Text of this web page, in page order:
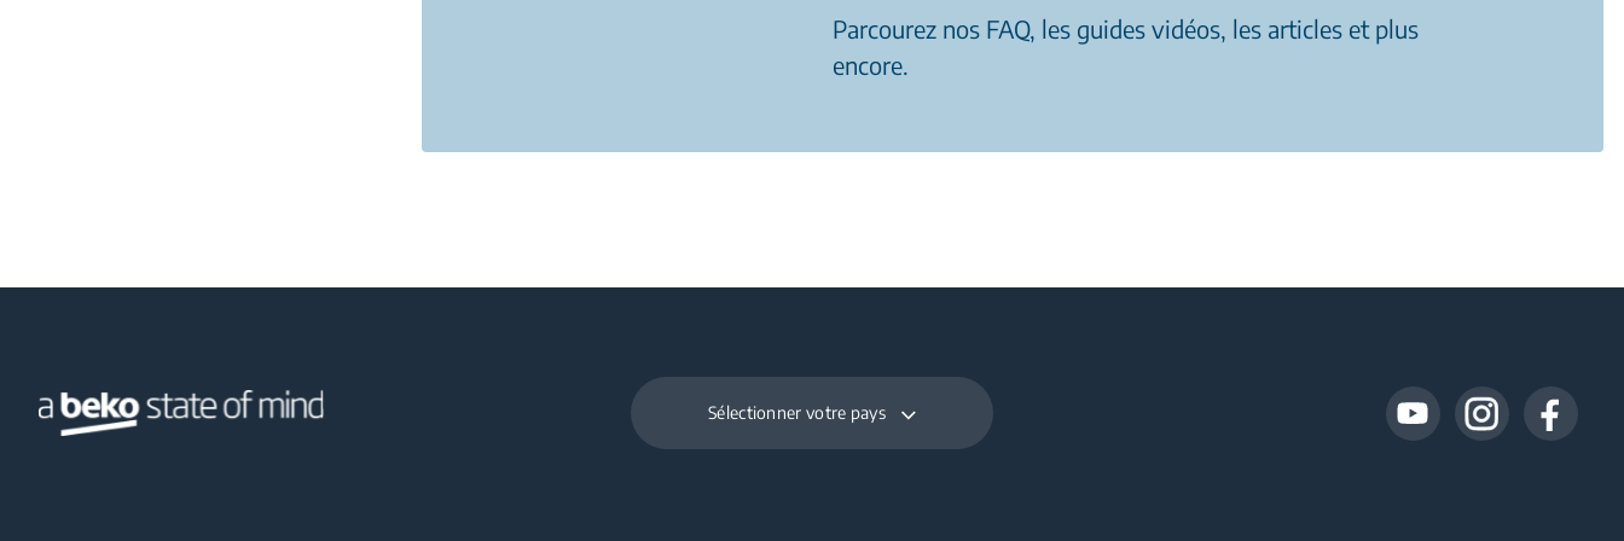
Parcourez nos FAQ, les guides vidéos, les articles et plus
encore.
Sélectionner votre pays